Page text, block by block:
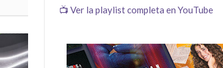
📺 Ver la playlist completa en YouTube